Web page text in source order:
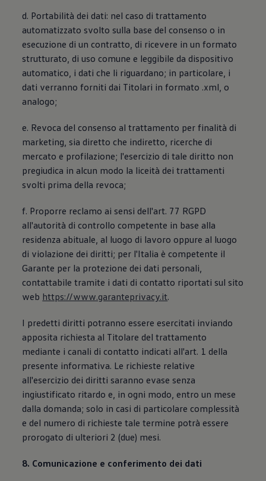
d. Portabilità dei dati: nel caso di trattamento
automatizzato svolto sulla base del consenso o in
esecuzione di un contratto, di ricevere in un formato
strutturato, di uso comune e leggibile da dispositivo
automatico, i dati che li riguardano; in particolare, i
dati verranno forniti dai Titolari in formato .xml, o
analogo;
e. Revoca del consenso al trattamento per finalità di
marketing, sia diretto che indiretto, ricerche di
mercato e profilazione; l'esercizio di tale diritto non
pregiudica in alcun modo la liceità dei trattamenti
svolti prima della revoca;
f. Proporre reclamo ai sensi dell'art. 77 RGPD
all'autorità di controllo competente in base alla
residenza abituale, al luogo di lavoro oppure al luogo
di violazione dei diritti; per l'Italia è competente il
Garante per la protezione dei dati personali,
contattabile tramite i dati di contatto riportati sul sito
web https://www.garanteprivacy.it.
I predetti diritti potranno essere esercitati inviando
apposita richiesta al Titolare del trattamento
mediante i canali di contatto indicati all'art. 1 della
presente informativa. Le richieste relative
all'esercizio dei diritti saranno evase senza
ingiustificato ritardo e, in ogni modo, entro un mese
dalla domanda; solo in casi di particolare complessità
e del numero di richieste tale termine potrà essere
prorogato di ulteriori 2 (due) mesi.
8. Comunicazione e conferimento dei dati